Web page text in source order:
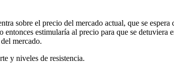
sobre el precio del mercado actual, que se
entonces estimularía al precio para que se
mercado.
y niveles de resistencia.